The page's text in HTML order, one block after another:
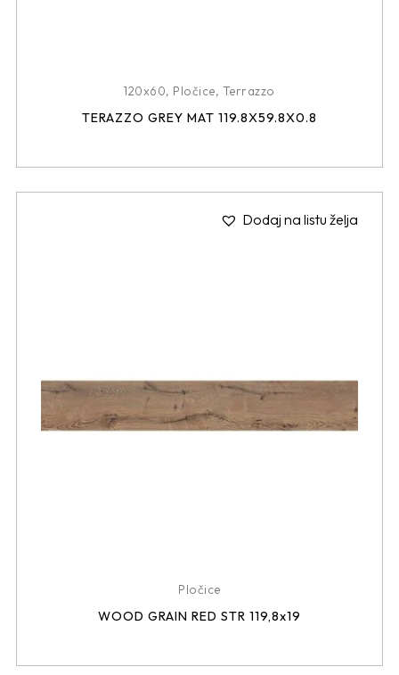
120x60, Pločice, Terrazzo
TERAZZO GREY MAT 119.8X59.8X0.8
Dodaj na listu želja
Pločice
WOOD GRAIN RED STR 119,8x19